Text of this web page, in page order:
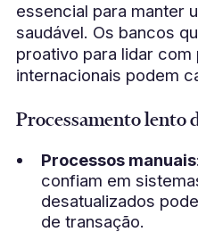
essencial para manter
saudável. Os bancos
proativo para lidar com
internacionais podem
Processamento lento
Processos manuais
confiam em
desatualizados
de transação.